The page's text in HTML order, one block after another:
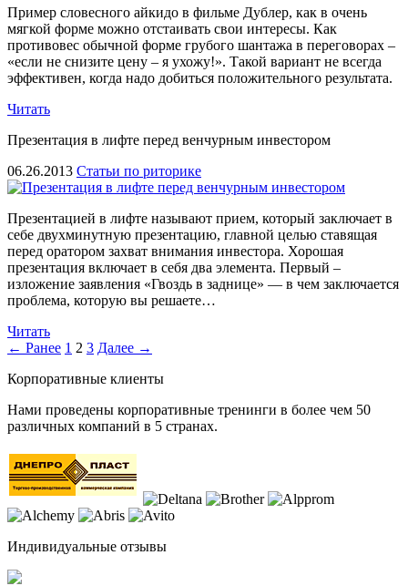
Пример словесного айкидо в фильме Дублер, как в очень
мягкой форме можно отстаивать свои интересы. Как
противовес обычной форме грубого шантажа в переговорах –
«если не снизите цену – я ухожу!». Такой вариант не всегда
эффективен, когда надо добиться положительного результата.
Читать
Презентация в лифте перед венчурным инвестором
06.26.2013 Статьи по риторике
Презентацией в лифте называют прием, который заключает в
себе двухминутную презентацию, главной целью ставящая
перед оратором захват внимания инвестора. Хорошая
презентация включает в себя два элемента. Первый –
изложение заявления «Гвоздь в заднице» — в чем заключается
проблема, которую вы решаете…
Читать
← Ранее 1 2 3 Далее →
Корпоративные клиенты
Нами проведены корпоративные тренинги в более чем 50
различных компаний в 5 странах.
Индивидуальные отзывы